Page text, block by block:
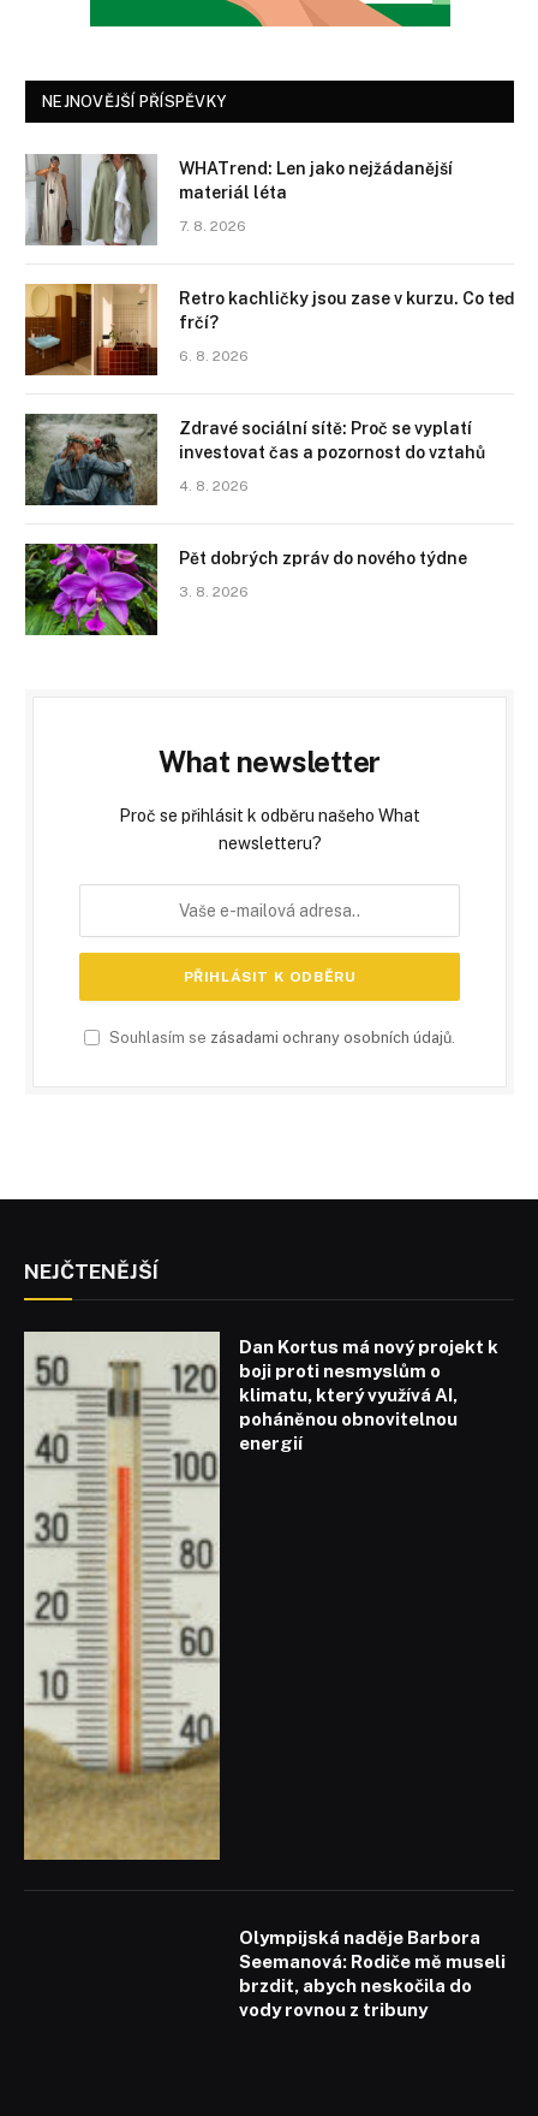
NEJNOVĚJŠÍ PŘÍSPĚVKY
WHATrend: Len jako nejžádanější
materiál léta
7. 8. 2026
Retro kachličky jsou zase v kurzu. Co teď
frčí?
6. 8. 2026
Zdravé sociální sítě: Proč se vyplatí
investovat čas a pozornost do vztahů
4. 8. 2026
Pět dobrých zpráv do nového týdne
3. 8. 2026
What newsletter
Proč se přihlásit k odběru našeho What
newsletteru?
Souhlasím se zásadami ochrany osobních údajů
NEJČTENĚJŠÍ
Dan Kortus má nový projekt k
boji proti nesmyslům o
klimatu, který využívá AI,
poháněnou obnovitelnou
energií
Olympijská naděje Barbora
Seemanová: Rodiče mě museli
brzdit, abych neskočila do
vody rovnou z tribuny